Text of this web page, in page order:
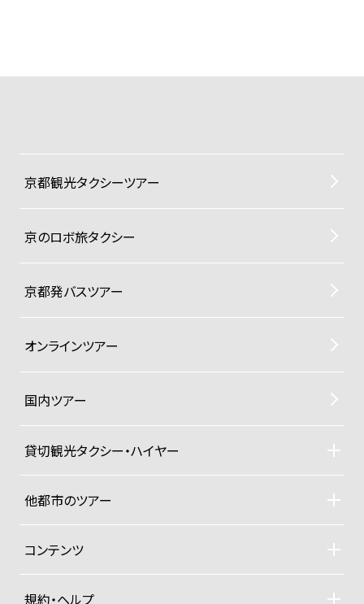
京都観光タクシーツアー
京のロボ旅タクシー
京都発バスツアー
オンラインツアー
国内ツアー
貸切観光タクシー・ハイヤー
貸切観光タクシー・ハイヤーTOP
車両ラインナップと料金
他都市のツアー
札幌観光タクシーツアー
東京観光タクシーツアー
コンテンツ
ドライバー紹介
四季折々の京都紀行
規約・ヘルプ